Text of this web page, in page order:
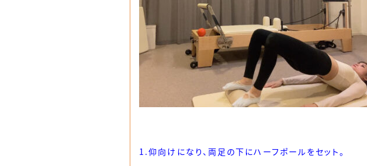
1.仰向けになり、両足の下にハーフポールをセット。